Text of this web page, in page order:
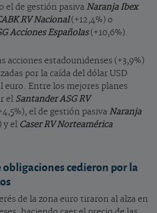
el de gestión pasiva Naranja Ibex
RV Nacional(+12,4%) o
Acciones Españolas(+10,6%).
acciones estadounidenses (+3,9%)
por la caída del dólar USD
euro. Entre los mejores planes
el Santander ASG RV
el de gestión pasiva Naranja
y el Caser RV Norteamérica
obligaciones cedieron por la
de la zona euro tiraron al alza en